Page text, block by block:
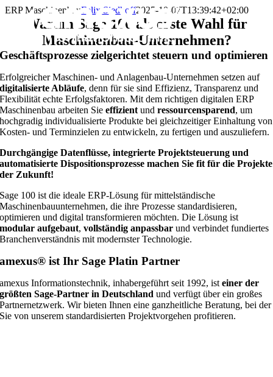
Zum
springen
ERP MaschinenbauFelix Siedhoff2025-10-07T13:39:42+02:00
Warum Sage 100 als erste Wahl für
Maschinenbau-Unternehmen?
Geschäftsprozesse zielgerichtet steuern und optimieren
Erfolgreicher Maschinen- und Anlagenbau-Unternehmen setzen auf
digitalisierte Abläufe, denn für sie sind Effizienz, Transparenz und
Flexibilität echte Erfolgsfaktoren. Mit dem richtigen digitalen ERP
Maschinenbau arbeiten Sieeffizient undressourcensparend, um
hochgradig individualisierte Produkte bei gleichzeitiger Einhaltung von
Kosten- und Terminzielen zu entwickeln, zu fertigen und auszuliefern.
Durchgängige Datenflüsse, integrierte Projektsteuerung und
automatisierte Dispositionsprozesse machen Sie fit für die Projekte
der Zukunft!
Sage 100 ist die ideale ERP-Lösung für mittelständische
Maschinenbauunternehmen, die ihre Prozesse standardisieren,
optimieren und digital transformieren möchten. Die Lösung ist
modular aufgebaut,vollständig anpassbar und verbindet fundiertes
Branchenverständnis mit modernster Technologie.
amexus® ist Ihr Sage Platin Partner
amexus Informationstechnik, inhabergeführt seit 1992, isteiner der
größten Sage-Partner in Deutschland und verfügt über ein großes
Partnernetzwerk. Wir bieten Ihnen eine ganzheitliche Beratung, bei der
Sie von unserem standardisierten Projektvorgehen profitieren.